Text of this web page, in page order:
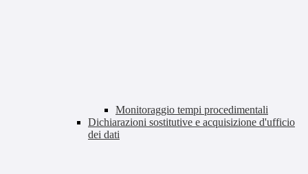
Monitoraggio tempi procedimentali
Dichiarazioni sostitutive e acquisizione d'ufficio
dei dati